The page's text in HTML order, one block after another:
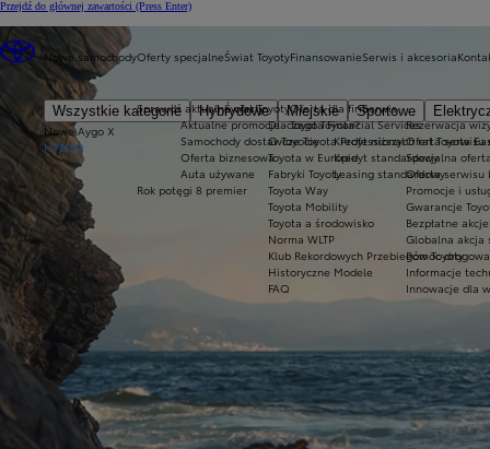
Przejdź do głównej zawartości (Press Enter)
Nowe samochody
Wszystkie kategorie Hybrydowe Miejskie Sportowe
Nowe Aygo X
HYBRID
Oferty specjalne
Sprawdź aktualne oferty
Aktualne promocje
Samochody dostawcze Toyota Professional
Oferta biznesowa
Auta używane
Rok potęgi 8 premier
Świat Toyoty
Świat Toyoty
Dlaczego Toyota?
O Toyocie
Toyota w Europie
Fabryki Toyoty
Toyota Way
Toyota Mobility
Toyota a środowisko
Norma WLTP
Klub Rekordowych Przebiegów Toyoty
Historyczne Modele
FAQ
Finansowanie
Oferta dla firm
Toyota Financial Services
Kredyt niższych rat Toyota
Kredyt standardowy
Leasing standardowy
Serwis i akcesoria
Serwis
Rezerwacja
Oferta serwisu
Specjalna
Oferta serwisu
Promocje i
Gwarancje
Bezpłatne
Globalna akcja
Pomoc
Informacje
Innowacje dla